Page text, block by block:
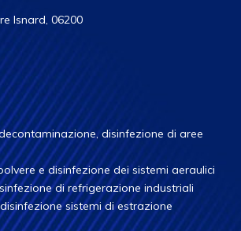
Isnard, 06200
disinfezione di aree
e disinfezione dei sistemi aeraulici
di refrigerazione industriali
sistemi di estrazione